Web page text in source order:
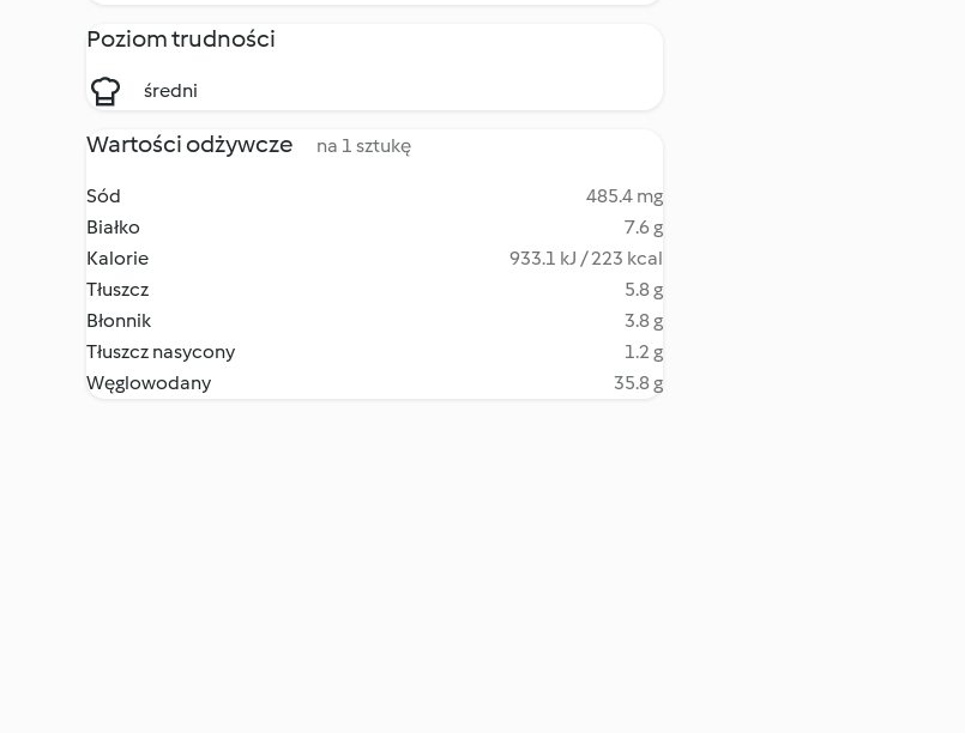
Poziom trudności
średni
Wartości odżywcze na 1 sztukę
Sód
485.4 mg
Białko
7.6 g
Kalorie
933.1 kJ / 223 kcal
Tłuszcz
5.8 g
Błonnik
3.8 g
Tłuszcz nasycony
1.2 g
Węglowodany
35.8 g